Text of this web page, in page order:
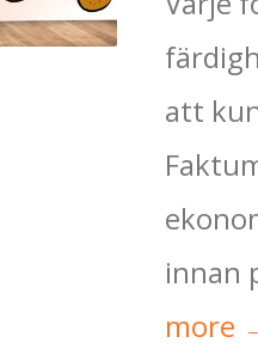
att
innan
more